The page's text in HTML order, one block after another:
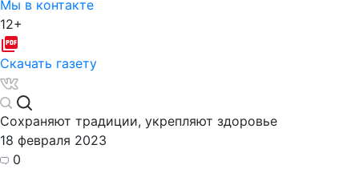
Мы в контакте
12+
Скачать газету
Сохраняют традиции, укрепляют здоровье
18 февраля 2023
0